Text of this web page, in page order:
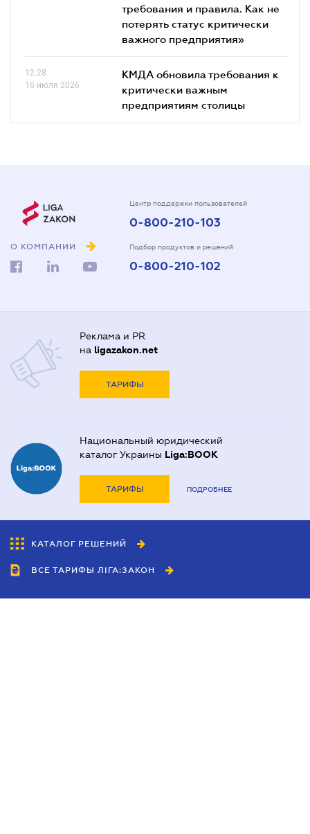
требования и правила. Как не
потерять статус критически
важного предприятия»
12.28
16 июля 2026
КМДА обновила требования к
критически важным
предприятиям столицы
О КОМПАНИИ
Центр поддержки пользователей
0-800-210-103
Подбор продуктов и решений
0-800-210-102
Реклама и PR
на ligazakon.net
ТАРИФЫ
Национальный юридический
каталог Украины Liga:BOOK
ТАРИФЫ ПОДРОБНЕЕ
КАТАЛОГ РЕШЕНИЙ
ВСЕ ТАРИФЫ ЛІГА:ЗАКОН